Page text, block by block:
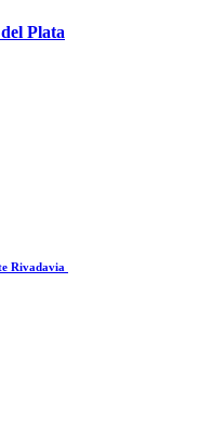
Plata
Rivadavia